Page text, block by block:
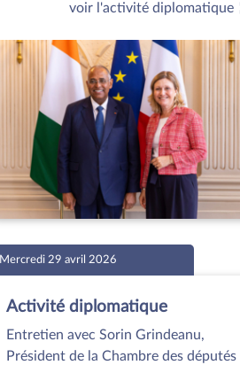
voir l'activité diplomatique
Mercredi 29 avril 2026
Activité diplomatique
Entretien avec Sorin Grindeanu,
Président de la Chambre des députés